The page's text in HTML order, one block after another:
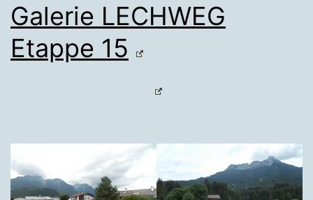
Galerie LECHWEG
Etappe 15